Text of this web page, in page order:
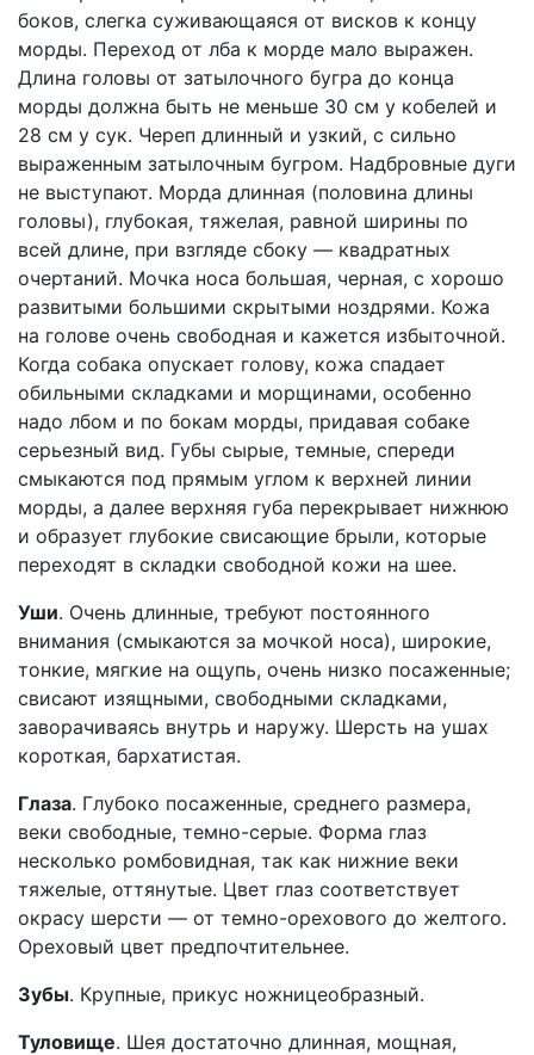
боков, слегка суживающаяся от висков к концу
морды. Переход от лба к морде мало выражен.
Длина головы от затылочного бугра до конца
морды должна быть не меньше 30 см у кобелей и
28 см у сук. Череп длинный и узкий, с сильно
выраженным затылочным бугром. Надбровные дуги
не выступают. Морда длинная (половина длины
головы), глубокая, тяжелая, равной ширины по
всей длине, при взгляде сбоку — квадратных
очертаний. Мочка носа большая, черная, с хорошо
развитыми большими скрытыми ноздрями. Кожа
на голове очень свободная и кажется избыточной.
Когда собака опускает голову, кожа спадает
обильными складками и морщинами, особенно
надо лбом и по бокам морды, придавая собаке
серьезный вид. Губы сырые, темные, спереди
смыкаются под прямым углом к верхней линии
морды, а далее верхняя губа перекрывает нижнюю
и образует глубокие свисающие брыли, которые
переходят в складки свободной кожи на шее.
Уши. Очень длинные, требуют постоянного
внимания (смыкаются за мочкой носа), широкие,
тонкие, мягкие на ощупь, очень низко посаженные;
свисают изящными, свободными складками,
заворачиваясь внутрь и наружу. Шерсть на ушах
короткая, бархатистая.
Глаза. Глубоко посаженные, среднего размера,
веки свободные, темно-серые. Форма глаз
несколько ромбовидная, так как нижние веки
тяжелые, оттянутые. Цвет глаз соответствует
окрасу шерсти — от темно-орехового до желтого.
Ореховый цвет предпочтительнее.
Зубы. Крупные, прикус ножницеобразный.
Туловище. Шея достаточно длинная, мощная,